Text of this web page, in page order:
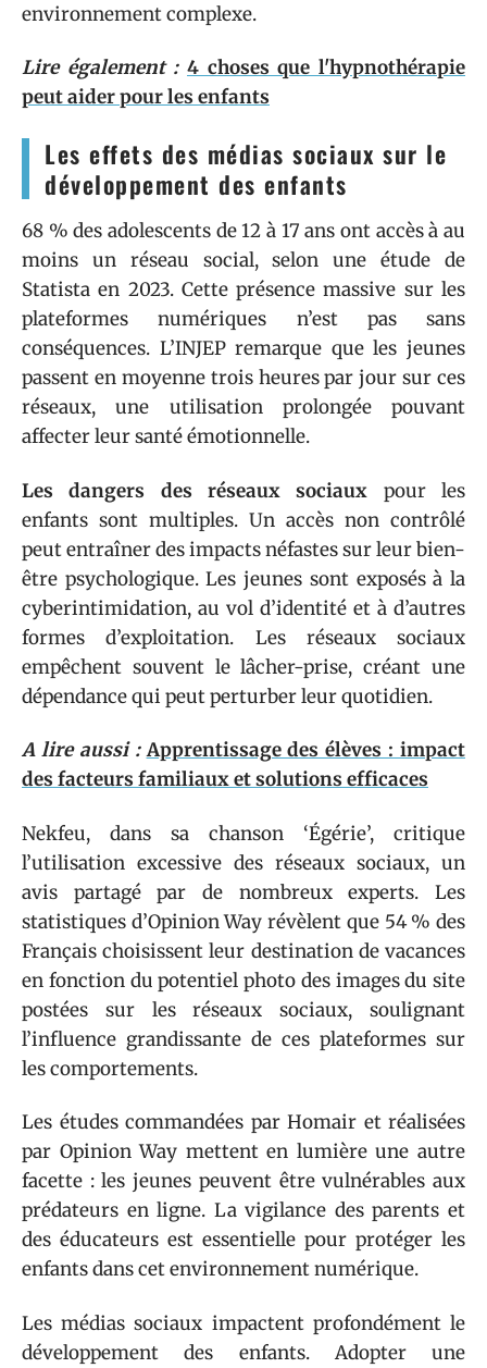
environnement complexe.
Lire également : 4 choses que l'hypnothérapie
peut aider pour les enfants
Les effets des médias sociaux sur le
développement des enfants
68 % des adolescents de 12 à 17 ans ont accès à au
moins un réseau social, selon une étude de
Statista en 2023. Cette présence massive sur les
plateformes numériques n’est pas sans
conséquences. L’INJEP remarque que les jeunes
passent en moyenne trois heures par jour sur ces
réseaux, une utilisation prolongée pouvant
affecter leur santé émotionnelle.
Les dangers des réseaux sociaux pour les
enfants sont multiples. Un accès non contrôlé
peut entraîner des impacts néfastes sur leur bien-
être psychologique. Les jeunes sont exposés à la
cyberintimidation, au vol d’identité et à d’autres
formes d’exploitation. Les réseaux sociaux
empêchent souvent le lâcher-prise, créant une
dépendance qui peut perturber leur quotidien.
A lire aussi : Apprentissage des élèves : impact
des facteurs familiaux et solutions efficaces
Nekfeu, dans sa chanson ‘Égérie’, critique
l’utilisation excessive des réseaux sociaux, un
avis partagé par de nombreux experts. Les
statistiques d’Opinion Way révèlent que 54 % des
Français choisissent leur destination de vacances
en fonction du potentiel photo des images du site
postées sur les réseaux sociaux, soulignant
l’influence grandissante de ces plateformes sur
les comportements.
Les études commandées par Homair et réalisées
par Opinion Way mettent en lumière une autre
facette : les jeunes peuvent être vulnérables aux
prédateurs en ligne. La vigilance des parents et
des éducateurs est essentielle pour protéger les
enfants dans cet environnement numérique.
Les médias sociaux impactent profondément le
développement des enfants. Adopter une